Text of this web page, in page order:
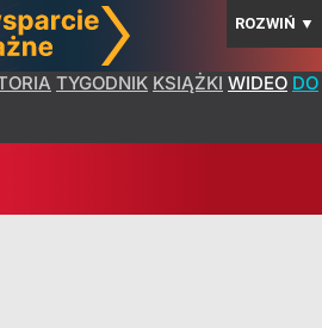
ROZWIŃ ▼
TYGODNIK KSIĄŻKI WIDEO DO